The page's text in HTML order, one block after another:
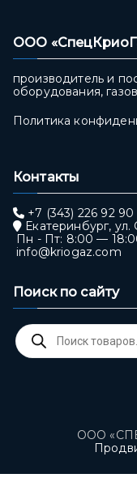
ООО
производитель и
оборудования,
Политика
Контакты
+7 (343) 226 92 90
Екатеринбург,
Пн - Пт: 8:00 —
info@kriogaz.com
Поиск по сайту
Поиск
товаров
ООО